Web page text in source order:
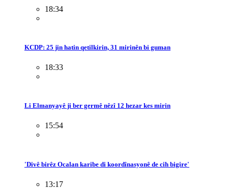
18:34
KCDP: 25 jin hatin qetilkirin, 31 mirinên bi guman
18:33
Li Elmanyayê ji ber germê nêzî 12 hezar kes mirin
15:54
'Divê birêz Ocalan karibe di koordînasyonê de cih bigire'
13:17